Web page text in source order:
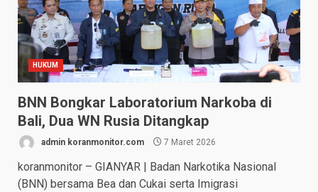
HUKUM
BNN Bongkar Laboratorium Narkoba di
Bali, Dua WN Rusia Ditangkap
admin koranmonitor.com 7 Maret 2026
koranmonitor – GIANYAR | Badan Narkotika Nasional
(BNN) bersama Bea dan Cukai serta Imigrasi